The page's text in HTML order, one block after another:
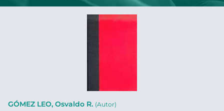
GÓMEZ LEO, Osvaldo R. (Autor)